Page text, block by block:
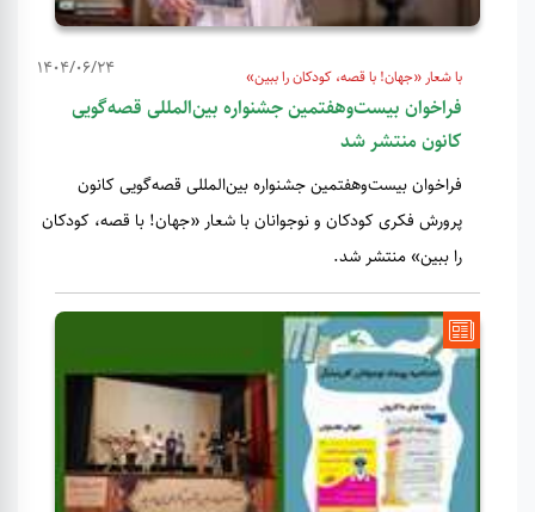
1404/06/24 با شعار «جهان! با قصه، کودکان را ببین»
فراخوان بیست‌وهفتمین جشنواره بین‌المللی قصه‌گویی
کانون منتشر شد
فراخوان بیست‌وهفتمین جشنواره بین‌المللی قصه‌گویی کانون
پرورش فکری کودکان و نوجوانان با شعار «جهان! با قصه، کودکان
را ببین» منتشر شد.